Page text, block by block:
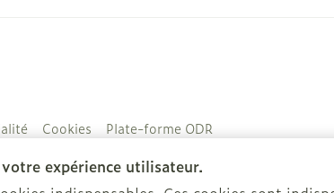
expérience utilisateur.
Cookies Plate-forme ODR